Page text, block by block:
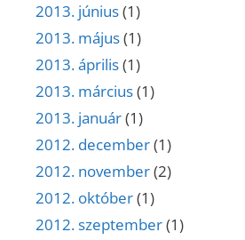
2013. június(1)
2013. május(1)
2013. április(1)
2013. március(1)
2013. január(1)
2012. december(1)
2012. november(2)
2012. október(1)
2012. szeptember(1)